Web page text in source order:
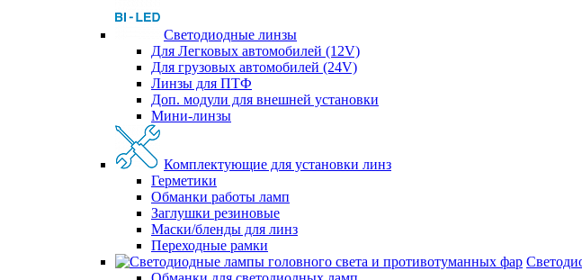
Светодиодные линзы
Для Легковых автомобилей (12V)
Для грузовых автомобилей (24V)
Линзы для ПТФ
Доп. модули для внешней установки
Мини-линзы
Комплектующие для установки линз
Герметики
Обманки работы ламп
Заглушки резиновые
Маски/бленды для линз
Переходные рамки